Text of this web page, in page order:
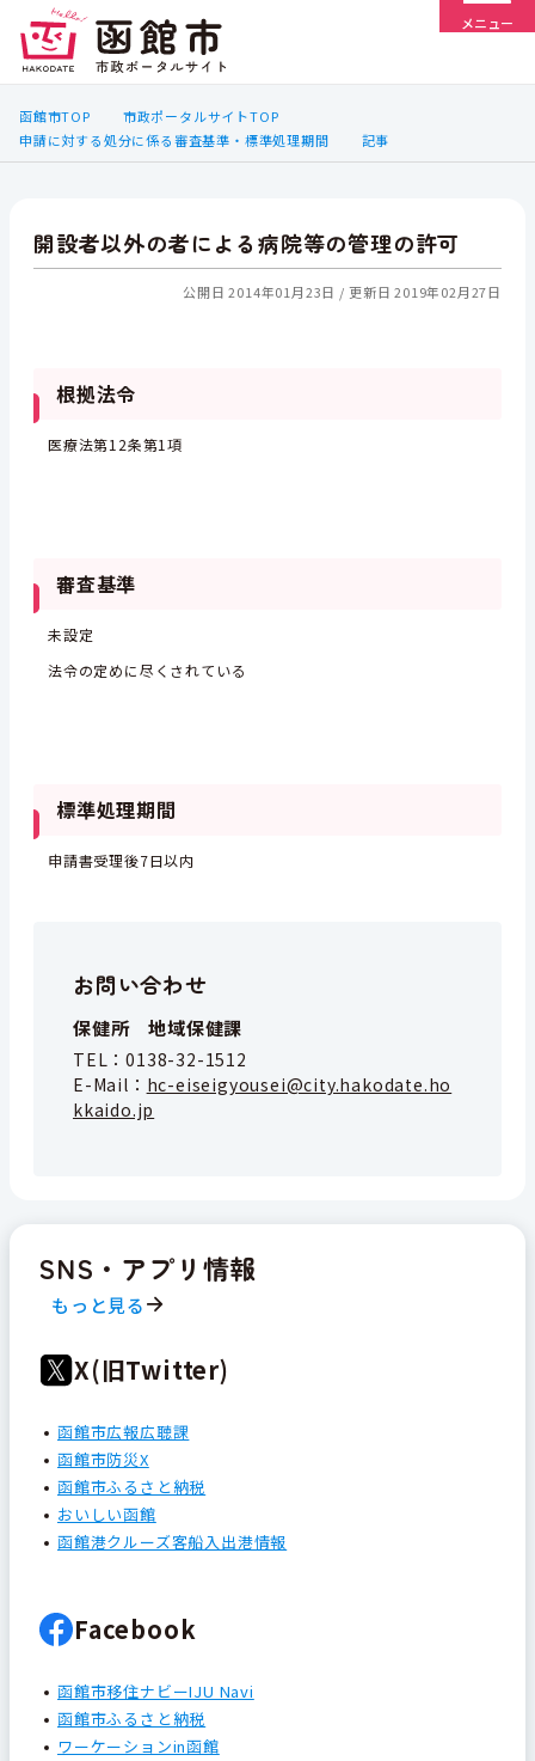
メニュー
函館市TOP
市政ポータルサイトTOP
申請に対する処分に係る審査基準・標準処理期間
記事
開設者以外の者による病院等の管理の許可
公開日 2014年01月23日 更新日 2019年02月27日
根拠法令
医療法第12条第1項
審査基準
未設定
法令の定めに尽くされている
標準処理期間
申請書受理後7日以内
お問い合わせ
保健所 地域保健課
TEL：0138-32-1512
E-Mail： hc-eiseigyousei@city.hakodate.ho
kkaido.jp
SNS・アプリ情報
もっと見る
X(旧Twitter)
函館市広報広聴課
函館市防災X
函館市ふるさと納税
おいしい函館
函館港クルーズ客船入出港情報
Facebook
函館市移住ナビーIJU Navi
函館市ふるさと納税
ワーケーションin函館